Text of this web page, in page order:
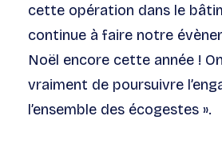
cette opération dans le
continue à faire notre
Noël encore cette année !
vraiment de poursuivre
l’ensemble des écogestes ».